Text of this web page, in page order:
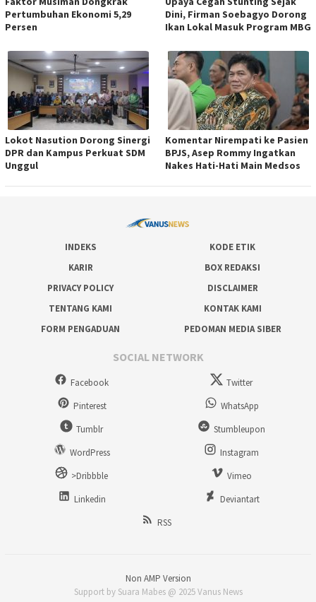
Pertumbuhan Ekonomi 5,29
Persen
Dini, Firman Soebagyo Dorong
Ikan Lokal Masuk Program MBG
Lokot Nasution Dorong Sinergi
DPR dan Kampus Perkuat SDM
Unggul
Komentar Nirempati ke Pasien
BPJS, Asep Rommy Ingatkan
Nakes Hati-Hati Main Medsos
INDEKS
KODE ETIK
KARIR
BOX REDAKSI
PRIVACY POLICY
DISCLAIMER
TENTANG KAMI
KONTAK KAMI
FORM PENGADUAN
PEDOMAN MEDIA SIBER
SOCIAL NETWORK
Facebook
Twitter
Pinterest
WhatsApp
Tumblr
Stumbleupon
WordPress
Instagram
>Dribbble
Vimeo
Linkedin
Deviantart
RSS
Non AMP Version
Support by Suara Mabes @ 2025 Vanus News